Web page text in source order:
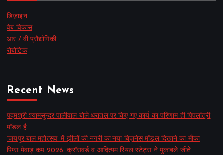
डिज़ाइन
वेब विकास
आर / वी प्रौद्योगिकी
रोबोटिक
Recent News
पद्मश्री श्यामसुन्दर पालीवाल बोले धरातल पर किए गए कार्य का परिणाम ही पिपलांत्री
मॉडल है
‘जयपुर बाल महोत्सव’ में झीलों की नगरी का नया बिज़नेस मॉडल दिखाने का मौका
पिम्स मेवाड़ कप 2026: क्रॉसवर्ड व आदित्यम रियल स्टेट्स ने मुकाबले जीते